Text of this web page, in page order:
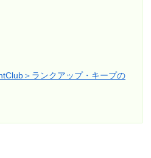
＞ランクアップ・キープの